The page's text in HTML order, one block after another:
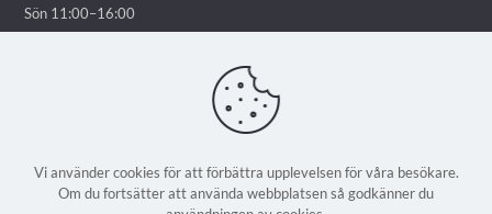
Sön 11:00–16:00
© 2025 Ekholmsnäs Golf Lidingö - Alla rättigheter reserverade | En
Vi använder cookies för att förbättra upplevelsen för våra besökare.
Om du fortsätter att använda webbplatsen så godkänner du